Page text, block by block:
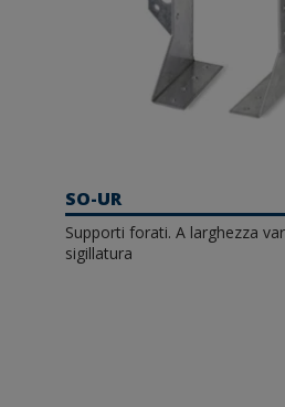
SO-UR
Supporti forati. A larghezza
sigillatura